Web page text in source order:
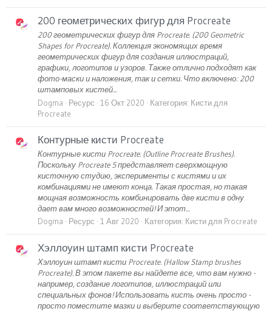
200 геометрических фигур для Procreate
200 геометрических фигур для Procreate. (200 Geometric
Shapes for Procreate). Коллекция экономящих время
геометрических фигур для создания иллюстраций,
графики, логотипов и узоров. Также отлично подходят как
фото-маски и наложения, так и сетки. Что включено: 200
штамповых кистей...
Dogma
Ресурс 16 Окт 2020 Категория: Кисти для
Procreate
Контурные кисти Procreate
Контурные кисти Procreate. (Outline Procreate Brushes).
Поскольку Procreate 5 представляет сверхмощную
кисточную студию, эксперименты с кистями и их
комбинациями не имеют конца. Такая простая, но такая
мощная возможность комбинировать две кисти в одну
дает вам много возможностей! И этот...
Dogma
Ресурс 1 Авг 2020 Категория: Кисти для Procreate
Хэллоуин штамп кисти Procreate
Хэллоуин штамп кисти Procreate. (Hallow Stamp brushes
Procreate). В этом пакете вы найдете все, что вам нужно -
например, создание логотипов, иллюстраций или
специальных фонов! Использовать кисть очень просто -
просто поместите мазки и выберите соответствующую